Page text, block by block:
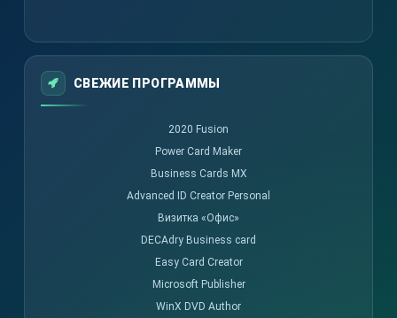
СВЕЖИЕ ПРОГРАММЫ
2020 Fusion
Power Card Maker
Business Cards MX
Advanced ID Creator Personal
Визитка «Офис»
DECAdry Business card
Easy Card Creator
Microsoft Publisher
WinX DVD Author